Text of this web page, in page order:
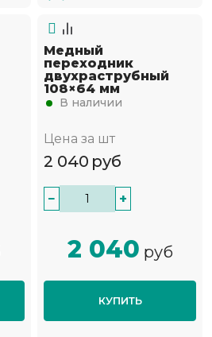
Медный
переходник
двухраструбный
108×64 мм
В наличии
Цена за шт
2 040 руб
− +
2 040 руб
КУПИТЬ